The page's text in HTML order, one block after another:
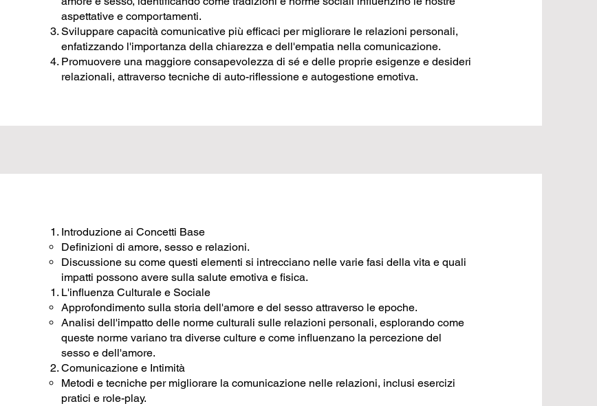
aspettative e comportamenti.
Sviluppare capacità comunicative più efficaci per migliorare le relazioni personali,
enfatizzando l'importanza della chiarezza e dell'empatia nella comunicazione.
Promuovere una maggiore consapevolezza di sé e delle proprie esigenze e desideri
relazionali, attraverso tecniche di auto-riflessione e autogestione emotiva.
Introduzione ai Concetti Base
Definizioni di amore, sesso e relazioni.
Discussione su come questi elementi si intrecciano nelle varie fasi della vita e quali
impatti possono avere sulla salute emotiva e fisica.
L'influenza Culturale e Sociale
Approfondimento sulla storia dell'amore e del sesso attraverso le epoche.
Analisi dell'impatto delle norme culturali sulle relazioni personali, esplorando come
queste norme variano tra diverse culture e come influenzano la percezione del
sesso e dell'amore.
Comunicazione e Intimità
Metodi e tecniche per migliorare la comunicazione nelle relazioni, inclusi esercizi
pratici e role-play.